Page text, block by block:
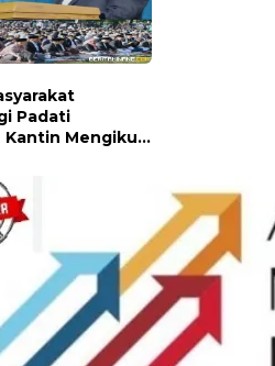
Padati
Kantin Mengikuti